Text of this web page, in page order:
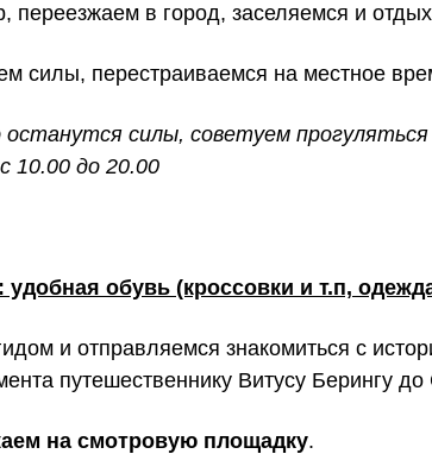
в город, заселяемся и
силы, перестраиваемся на местное
останутся силы, советуем
10.00 до 20.00
обувь (кроссовки и т.п,
и отправляемся знакомиться с
путешественнику Витусу Берингу
на смотровую площадку.